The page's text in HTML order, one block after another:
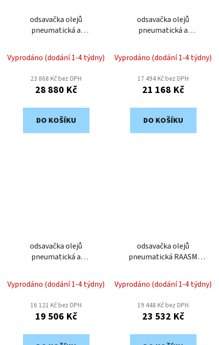
odsavačka olejů
pneumatická a
44091
Vyprodáno (dodání 1-4 týdny)
23 868 Kč bez DPH
28 880 Kč
DO KOŠÍKU
odsavačka olejů
pneumatická a
44090
Vyprodáno (dodání 1-4 týdny)
17 494 Kč bez DPH
21 168 Kč
DO KOŠÍKU
odsavačka olejů
pneumatická a
44060
Vyprodáno (dodání 1-4 týdny)
16 121 Kč bez DPH
19 506 Kč
odsavačka olejů
pneumatická RAASM
Vyprodáno (dodání 1-4 týdny)
19 448 Kč bez DPH
23 532 Kč